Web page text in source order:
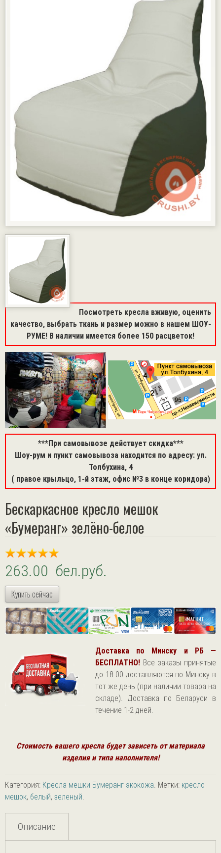
ФОТОГАЛЕРЕЯ ПРОЕКТОВ
ОТЗЫВЫ
ПАРТНЁРАМ
Посмотреть кресла вживую, оценить
качество, выбрать ткань и размер можно в нашем ШОУ-
РУМЕ! В наличии имеется более 150 расцветок!
***При самовывозе действует скидка***
Шоу-рум и пункт самовывоза находится по адресу: ул.
Толбухина, 4
( правое крыльцо, 1-й этаж, офис №3 в конце коридора)
Бескаркасное кресло мешок
«Бумеранг» зелёно-белое
263.00 бел.руб.
Купить сейчас
Доставка по Минску и РБ —
БЕСПЛАТНО! Все заказы принятые
до 18.00 доставляются по Минску в
тот же день (при наличии товара на
складе). Доставка по Беларуси в
течение 1-2 дней.
Стоимость вашего кресла будет зависеть отматериала
изделия и типа наполнителя!
Категория: Кресла мешки Бумеранг экокожа Метки: кресло
мешок, белый, зеленый
Описание